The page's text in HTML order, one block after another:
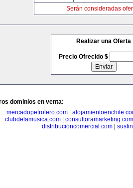
Serán consideradas
Realizar una Oferta
Precio Ofrecido $
dominios en venta:
mercadopetrolero.com|
clubdelamusica.com
consultoramarketing.com
distribucioncomercial.com